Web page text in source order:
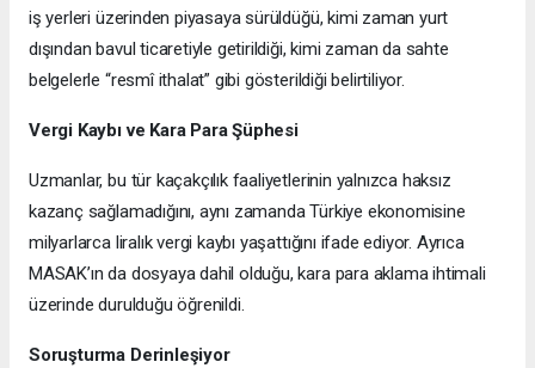
iş yerleri üzerinden piyasaya sürüldüğü, kimi zaman yurt
dışından bavul ticaretiyle getirildiği, kimi zaman da sahte
belgelerle “resmî ithalat” gibi gösterildiği belirtiliyor.
Vergi Kaybı ve Kara Para Şüphesi
Uzmanlar, bu tür kaçakçılık faaliyetlerinin yalnızca haksız
kazanç sağlamadığını, aynı zamanda Türkiye ekonomisine
milyarlarca liralık vergi kaybı yaşattığını ifade ediyor. Ayrıca
MASAK’ın da dosyaya dahil olduğu, kara para aklama ihtimali
üzerinde durulduğu öğrenildi.
Soruşturma Derinleşiyor